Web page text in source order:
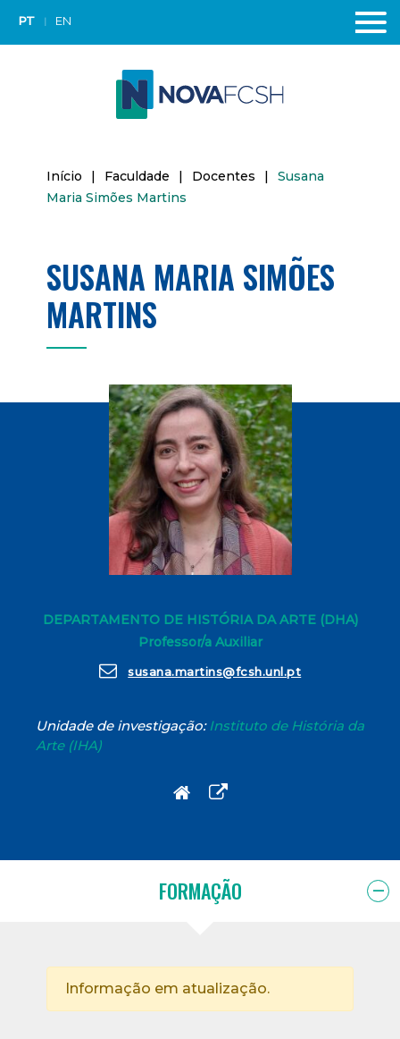
PT EN
Início | Faculdade | Docentes |
Susana
Maria Simões Martins
SUSANA MARIA SIMÕES
MARTINS
DEPARTAMENTO DE HISTÓRIA DA ARTE (DHA)
Professor/a Auxiliar
susana.martins@fcsh.unl.pt
Unidade de investigação:Instituto de História da
Arte (IHA)
FORMAÇÃO
Informação em atualização.